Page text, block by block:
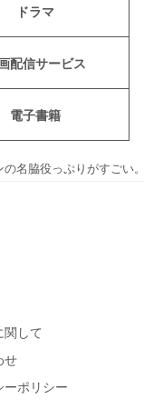
ドラマ
配信サービス
電子書籍
の名脇役っぷりがすごい
関して
せ
ーポリシー